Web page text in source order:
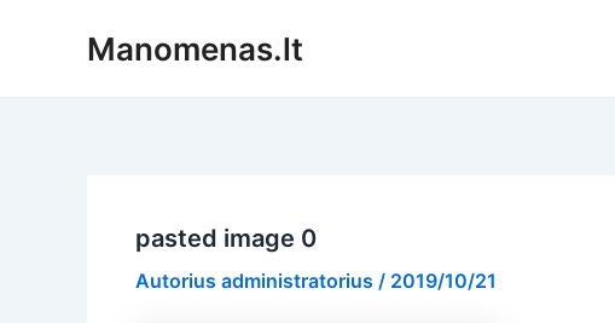
Manomenas.lt
pasted image 0
Autorius administratorius / 2019/10/21